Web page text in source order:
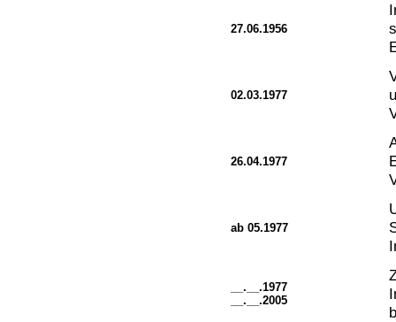
27.06.1956
02.03.1977
26.04.1977
ab 05.1977
__.__.1977
__.__.2005